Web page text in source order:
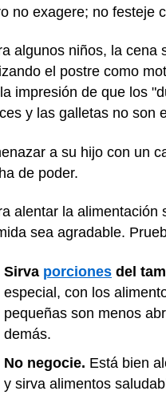
no exagere; no festeje
algunos niños, la cena
el postre como
impresión de que los
y las galletas no son
a su hijo con un
de poder.
alentar la alimentación
sea agradable.
Sirva porciones del
especial, con los
pequeñas son menos
demás.
No negocie. Está bien
y sirva alimentos